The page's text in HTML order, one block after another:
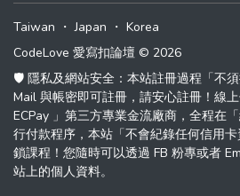
Taiwan ・Japan ・ Korea
CodeLove 愛寫扣論壇 © 2026
🛡️ 隱私及網站安全：本站註冊過程「不
Mail 與帳密即可註冊，請安心註冊！線
ECPay 」第三方專業金流廠商，全程在
行付款程序，本站「不會紀錄任何信用
鎖課程！您隨時可以透過 FB 粉專或者
站上的個人資料。